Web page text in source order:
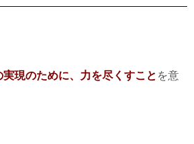
実現のために、力を尽くすこと を意